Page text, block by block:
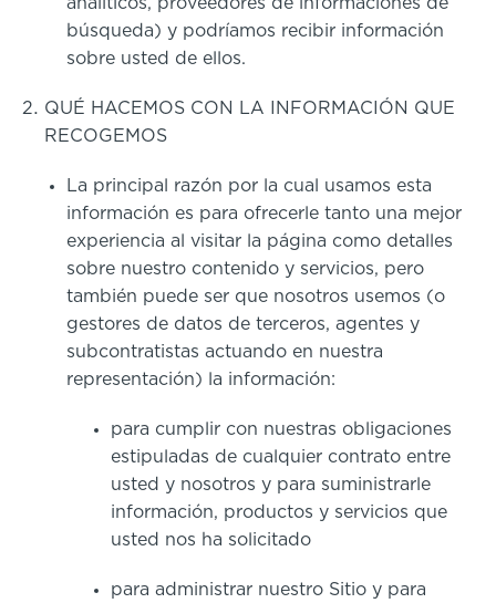
búsqueda) y podríamos recibir información
sobre usted de ellos.
QUÉ HACEMOS CON LA INFORMACIÓN QUE
RECOGEMOS
La principal razón por la cual usamos esta
información es para ofrecerle tanto una mejor
experiencia al visitar la página como detalles
sobre nuestro contenido y servicios, pero
también puede ser que nosotros usemos (o
gestores de datos de terceros, agentes y
subcontratistas actuando en nuestra
representación) la información:
para cumplir con nuestras obligaciones
estipuladas de cualquier contrato entre
usted y nosotros y para suministrarle
información, productos y servicios que
usted nos ha solicitado
para administrar nuestro Sitio y para